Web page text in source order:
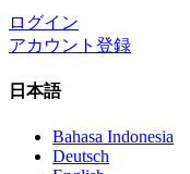
ログイン
アカウント登録
日本語
Bahasa Indonesia
Deutsch